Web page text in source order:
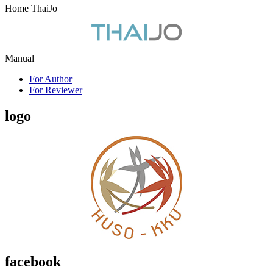
Home ThaiJo
Manual
For Author
For Reviewer
logo
facebook